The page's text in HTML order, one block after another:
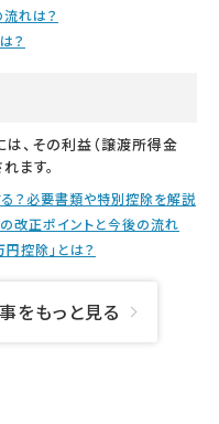
れは？
？
、その利益（譲渡所得金
ます。
？必要書類や特別控除を解説
改正ポイントと今後の流れ
控除」とは？
をもっと見る